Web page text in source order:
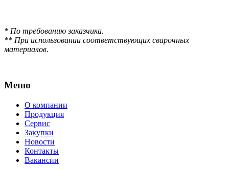
* По требованию заказчика.
** При использовании соответствующих сварочных
материалов.
Меню
О компании
Продукция
Сервис
Закупки
Новости
Контакты
Вакансии